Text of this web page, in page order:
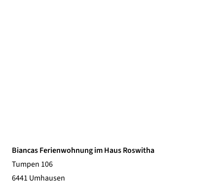
Biancas Ferienwohnung im Haus Roswitha
Tumpen 106
6441 Umhausen